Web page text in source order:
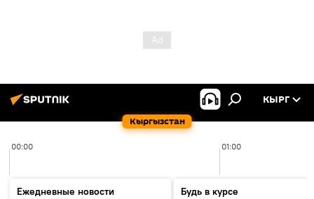
Кыргызстан
КЫРГ
00:00 01:00
Ежедневные новости
Будь в курсе